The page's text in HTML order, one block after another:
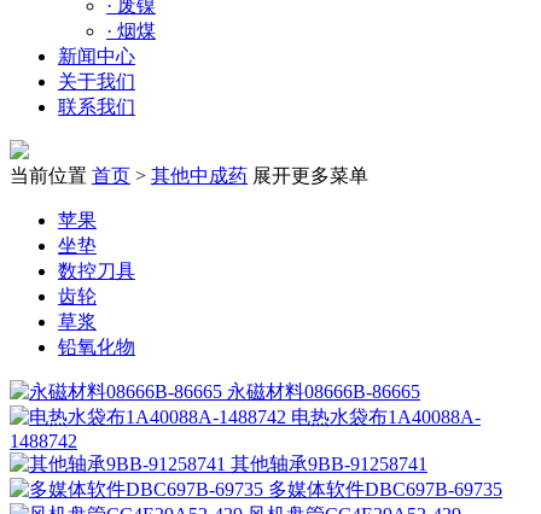
· 废镍
· 烟煤
新闻中心
关于我们
联系我们
当前位置 首页 > 其他中成药 展开更多菜单
苹果
坐垫
数控刀具
齿轮
草浆
铅氧化物
永磁材料08666B-86665
电热水袋布1A40088A-
1488742
其他轴承9BB-91258741
多媒体软件DBC697B-69735